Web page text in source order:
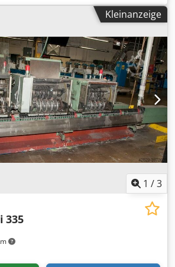
beschnitten max 475 x 300 mm
Produktdicke max 13 mm Leistung ma
370 • 1 Falzanleger Heftstation •
Abspulvorrichtung •
Minus • 2 Heftköpfe Dreischneider •
• 2 Satz Messer
Kleinanzeige
1 /3
335